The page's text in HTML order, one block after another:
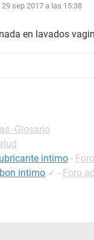
29 sep 2017 a las 15:38
en lavados
-Glosario
intimo -
intimo ✓ - Foro